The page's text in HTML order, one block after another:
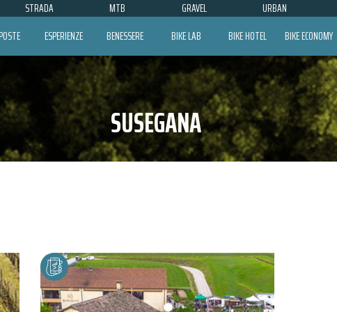
STRADA MTB GRAVEL URBAN
ESPERIENZE BENESSERE BIKE LAB BIKE HOTEL BIKE ECONOMY
SUSEGANA